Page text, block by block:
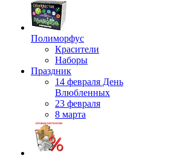
Полиморфус
Красители
Наборы
Праздник
14 февраля День
Влюбленных
23 февраля
8 марта